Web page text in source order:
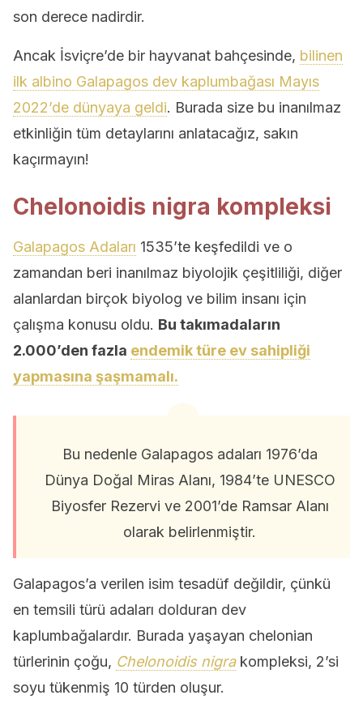
son derece nadirdir.
Ancak İsviçre’de bir hayvanat bahçesinde, bilinen
ilk albino Galapagos dev kaplumbağası Mayıs
2022’de dünyaya geldi. Burada size bu inanılmaz
etkinliğin tüm detaylarını anlatacağız, sakın
kaçırmayın!
Chelonoidis nigra kompleksi
Galapagos Adaları 1535’te keşfedildi ve o
zamandan beri inanılmaz biyolojik çeşitliliği, diğer
alanlardan birçok biyolog ve bilim insanı için
çalışma konusu oldu. Bu takımadaların
2.000’den fazla endemik türe ev sahipliği
yapmasına şaşmamalı.
Bu nedenle Galapagos adaları 1976’da
Dünya Doğal Miras Alanı, 1984’te UNESCO
Biyosfer Rezervi ve 2001’de Ramsar Alanı
olarak belirlenmiştir.
Galapagos’a verilen isim tesadüf değildir, çünkü
en temsili türü adaları dolduran dev
kaplumbağalardır. Burada yaşayan chelonian
türlerinin çoğu, Chelonoidis nigrakompleksi, 2’si
soyu tükenmiş 10 türden oluşur.